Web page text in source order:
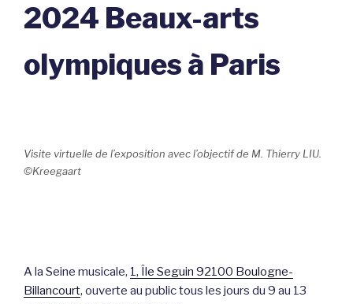
2024 Beaux-arts
olympiques à Paris
Visite virtuelle de l’exposition avec l’objectif de M. Thierry LIU.
©Kreegaart
A la Seine musicale, 1, Île Seguin 92100 Boulogne-
Billancourt, ouverte au public tous les jours du 9 au 13